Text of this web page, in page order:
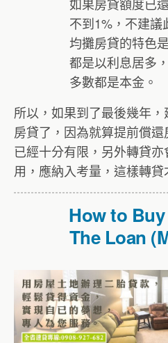
不到1%，不建議
均攤房貸的特色
都是以利息居多
多數都是本金。
所以，如果到了最後幾年
房貸了，因為就算提前償
已經十分有限，另外轉貸
用，應納入考量，這樣轉貸
How to
The Loan